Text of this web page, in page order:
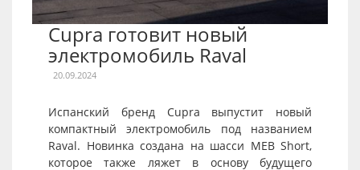
Cupra готовит новый
электромобиль Raval
20.09.2024
Испанский бренд Cupra выпустит новый
компактный электромобиль под названием
Raval. Новинка создана на шасси MEB Short,
которое также ляжет в основу будущего